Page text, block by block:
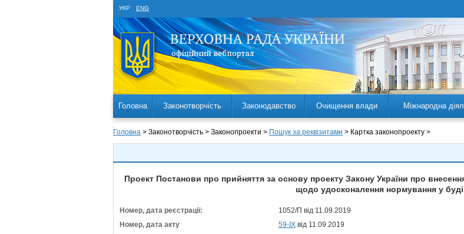
УКР ENG
Головна Законотворчість Законодавство Очищення влади Міжнародна
Головна > Законотворчість > Законопроекти > Пошук за реквізитами > Картка законопроекту >
Проект Постанови про прийняття за основу проекту Закону України про
щодо удосконалення нормування у
Номер, дата реєстрації:
1052/П від 11.09.2019
Номер, дата акту
59-IX від 11.09.2019